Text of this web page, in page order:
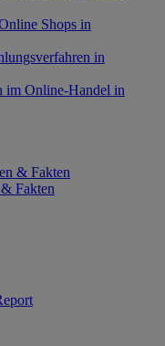
Shops in
in
im Online-Handel in
& Fakten
Fakten